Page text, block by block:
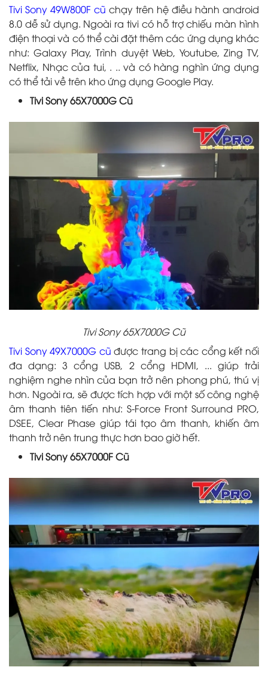
Tivi Sony 49W800F cũ chạy trên hệ điều hành android
8.0 dễ sử dụng. Ngoài ra tivi có hỗ trợ chiếu màn hình
điện thoại và có thể cài đặt thêm các ứng dụng khác
như: Galaxy Play, Trình duyệt Web, Youtube, Zing TV,
Netflix, Nhạc của tui, . .. và có hàng nghìn ứng dụng
có thể tải về trên kho ứng dụng Google Play.
Tivi Sony 65X7000G Cũ
Tivi Sony 65X7000G Cũ
Tivi Sony 49X7000G cũ được trang bị các cổng kết nối
đa dạng: 3 cổng USB, 2 cổng HDMI, ... giúp trải
nghiệm nghe nhìn của bạn trở nên phong phú, thú vị
hơn. Ngoài ra, sẽ được tích hợp với một số công nghệ
âm thanh tiên tiến như: S-Force Front Surround PRO,
DSEE, Clear Phase giúp tái tạo âm thanh, khiến âm
thanh trở nên trung thực hơn bao giờ hết.
Tivi Sony 65X7000F Cũ